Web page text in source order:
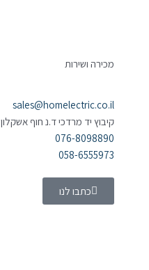
מכירה ושירות
sales@homelectric.co.il
קיבוץ יד מרדכי ד.נ חוף אשקלון
076-8098890
058-6555973
כתבו לנו